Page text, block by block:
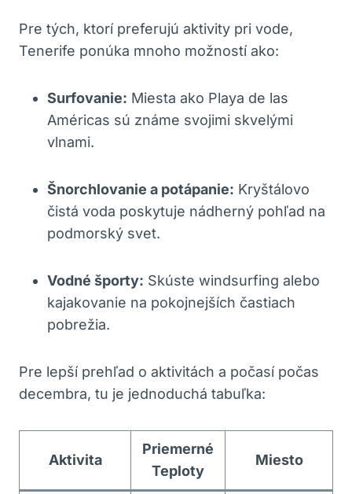
Pre tých, ktorí preferujú aktivity pri vode,
Tenerife ponúka mnoho možností ako:
Surfovanie: Miesta ako Playa de las
Américas sú známe svojimi skvelými
vlnami.
Šnorchlovanie a potápanie: Kryštálovo
čistá voda poskytuje nádherný pohľad na
podmorský svet.
Vodné športy: Skúste windsurfing alebo
kajakovanie na pokojnejších častiach
pobrežia.
Pre lepší prehľad o aktivitách a počasí počas
decembra, tu je jednoduchá tabuľka:
Aktivita
Priemerné
Teploty
Miesto